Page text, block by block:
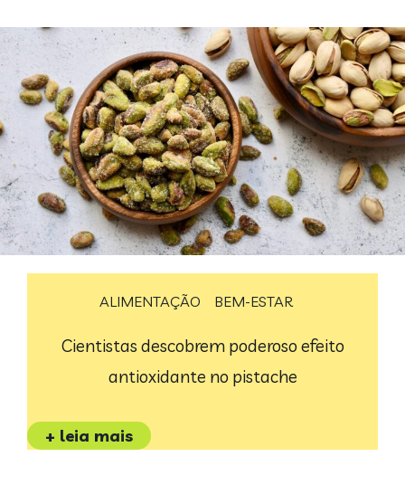
ALIMENTAÇÃO BEM-ESTAR
Cientistas descobrem poderoso efeito
antioxidante no pistache
+ leia mais